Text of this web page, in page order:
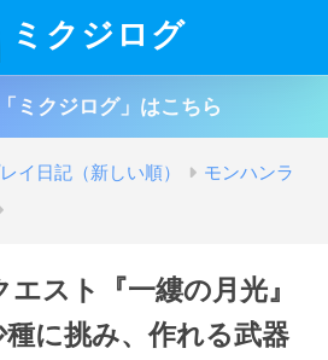
ミクジログ
ミクジログ」はこちら
イ日記（新しい順）
モンハンラ
エスト『一縷の月光』
に挑み、作れる武器